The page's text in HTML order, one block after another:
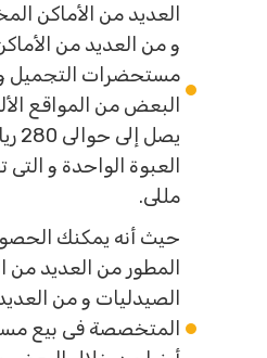
العديد من الأماكن
و من العديد من
مستحضرات التجميل
البعض من المواقع
مللى.
حيث أنه يمكنك
المطور من العديد من
الصيدليات و من
المتخصصة فى بيع